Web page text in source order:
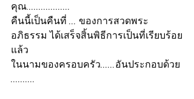
คุณ..................
คืนนี้เป็นคืนที่ ... ของการสวดพระ
อภิธรรม ได้เสร็จสิ้นพิธีการเป็นที่เรียบร้อย
แล้ว
ในนามของครอบครัว......อันประกอบด้วย
..........